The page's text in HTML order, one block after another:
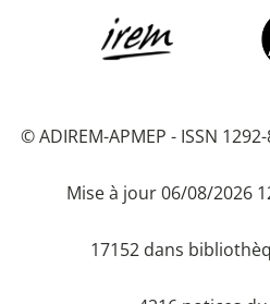
© ADIREM-APMEP - ISSN
Mise à jour 06/08/2026
17152 dans